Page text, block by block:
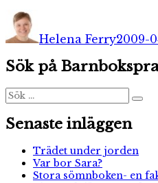
Helena Ferry2009-
Sök på
Sök
efter:
Sök
Senaste inläggen
Trädet under jorden
Var bor Sara?
Stora sömnboken- en